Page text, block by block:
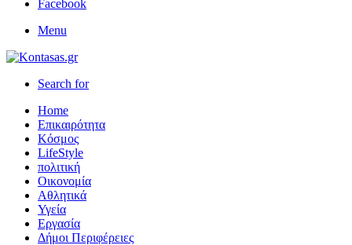
Facebook
Menu
Search for
Home
Επικαιρότητα
Κόσμος
LifeStyle
πολιτική
Οικονομία
Αθλητικά
Υγεία
Εργασία
Δήμοι Περιφέρειες